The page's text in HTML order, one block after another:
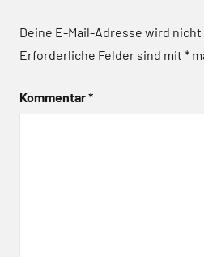
Deine E-Mail-Adresse wird
Erforderliche Felder sind mit *
Kommentar*